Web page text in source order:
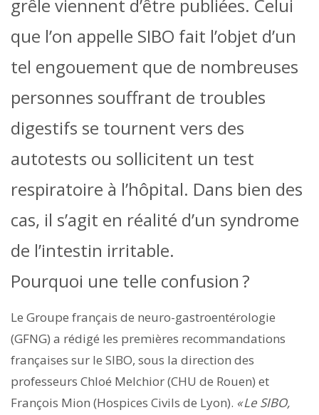
grêle viennent d’être publiées. Celui
que l’on appelle SIBO fait l’objet d’un
tel engouement que de nombreuses
personnes souffrant de troubles
digestifs se tournent vers des
autotests ou sollicitent un test
respiratoire à l’hôpital. Dans bien des
cas, il s’agit en réalité d’un syndrome
de l’intestin irritable.
Pourquoi une telle confusion ?
Le Groupe français de neuro-gastroentérologie
(GFNG) a rédigé les premières recommandations
françaises sur le SIBO, sous la direction des
professeurs Chloé Melchior (CHU de Rouen) et
François Mion (Hospices Civils de Lyon). « Le SIBO,